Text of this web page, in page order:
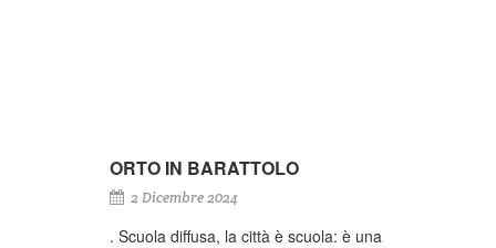
ORTO IN BARATTOLO
2 Dicembre 2024
. Scuola diffusa, la città è scuola: è una